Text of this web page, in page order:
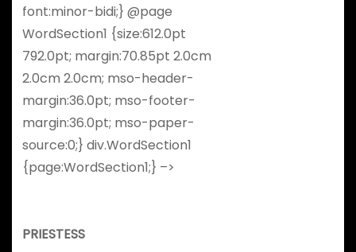
font:minor-bidi;} @page
WordSection1 {size:612.0pt
792.0pt; margin:70.85pt 2.0cm
2.0cm 2.0cm; mso-header-
margin:36.0pt; mso-footer-
margin:36.0pt; mso-paper-
source:0;} div.WordSection1
{page:WordSection1;} –>
PRIESTESS